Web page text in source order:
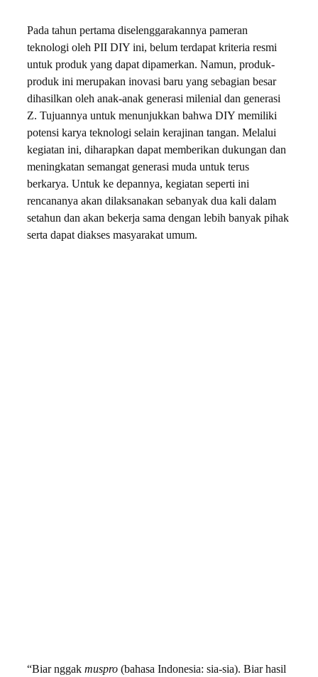
Pada tahun pertama diselenggarakannya pameran
teknologi oleh PII DIY ini, belum terdapat kriteria resmi
untuk produk yang dapat dipamerkan. Namun, produk-
produk ini merupakan inovasi baru yang sebagian besar
dihasilkan oleh anak-anak generasi milenial dan generasi
Z. Tujuannya untuk menunjukkan bahwa DIY memiliki
potensi karya teknologi selain kerajinan tangan. Melalui
kegiatan ini, diharapkan dapat memberikan dukungan dan
meningkatan semangat generasi muda untuk terus
berkarya. Untuk ke depannya, kegiatan seperti ini
rencananya akan dilaksanakan sebanyak dua kali dalam
setahun dan akan bekerja sama dengan lebih banyak pihak
serta dapat diakses masyarakat umum.
“Biar nggak muspro (bahasa Indonesia: sia-sia). Biar hasil